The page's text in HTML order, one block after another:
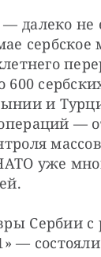
далеко не
и
—
уже
Сербии с
—